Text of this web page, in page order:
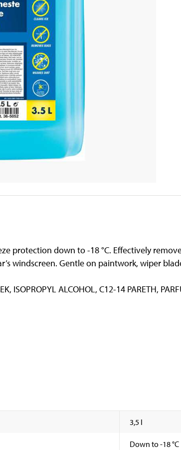
protection down to -18 °C. Effectively
windscreen. Gentle on paintwork, wiper
ISOPROPYL ALCOHOL, C12-14 PARETH,
3,5 l
Down to -18 °C